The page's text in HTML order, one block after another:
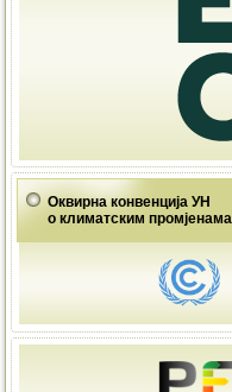
Оквирна конвенција УН
о климатским промјенама